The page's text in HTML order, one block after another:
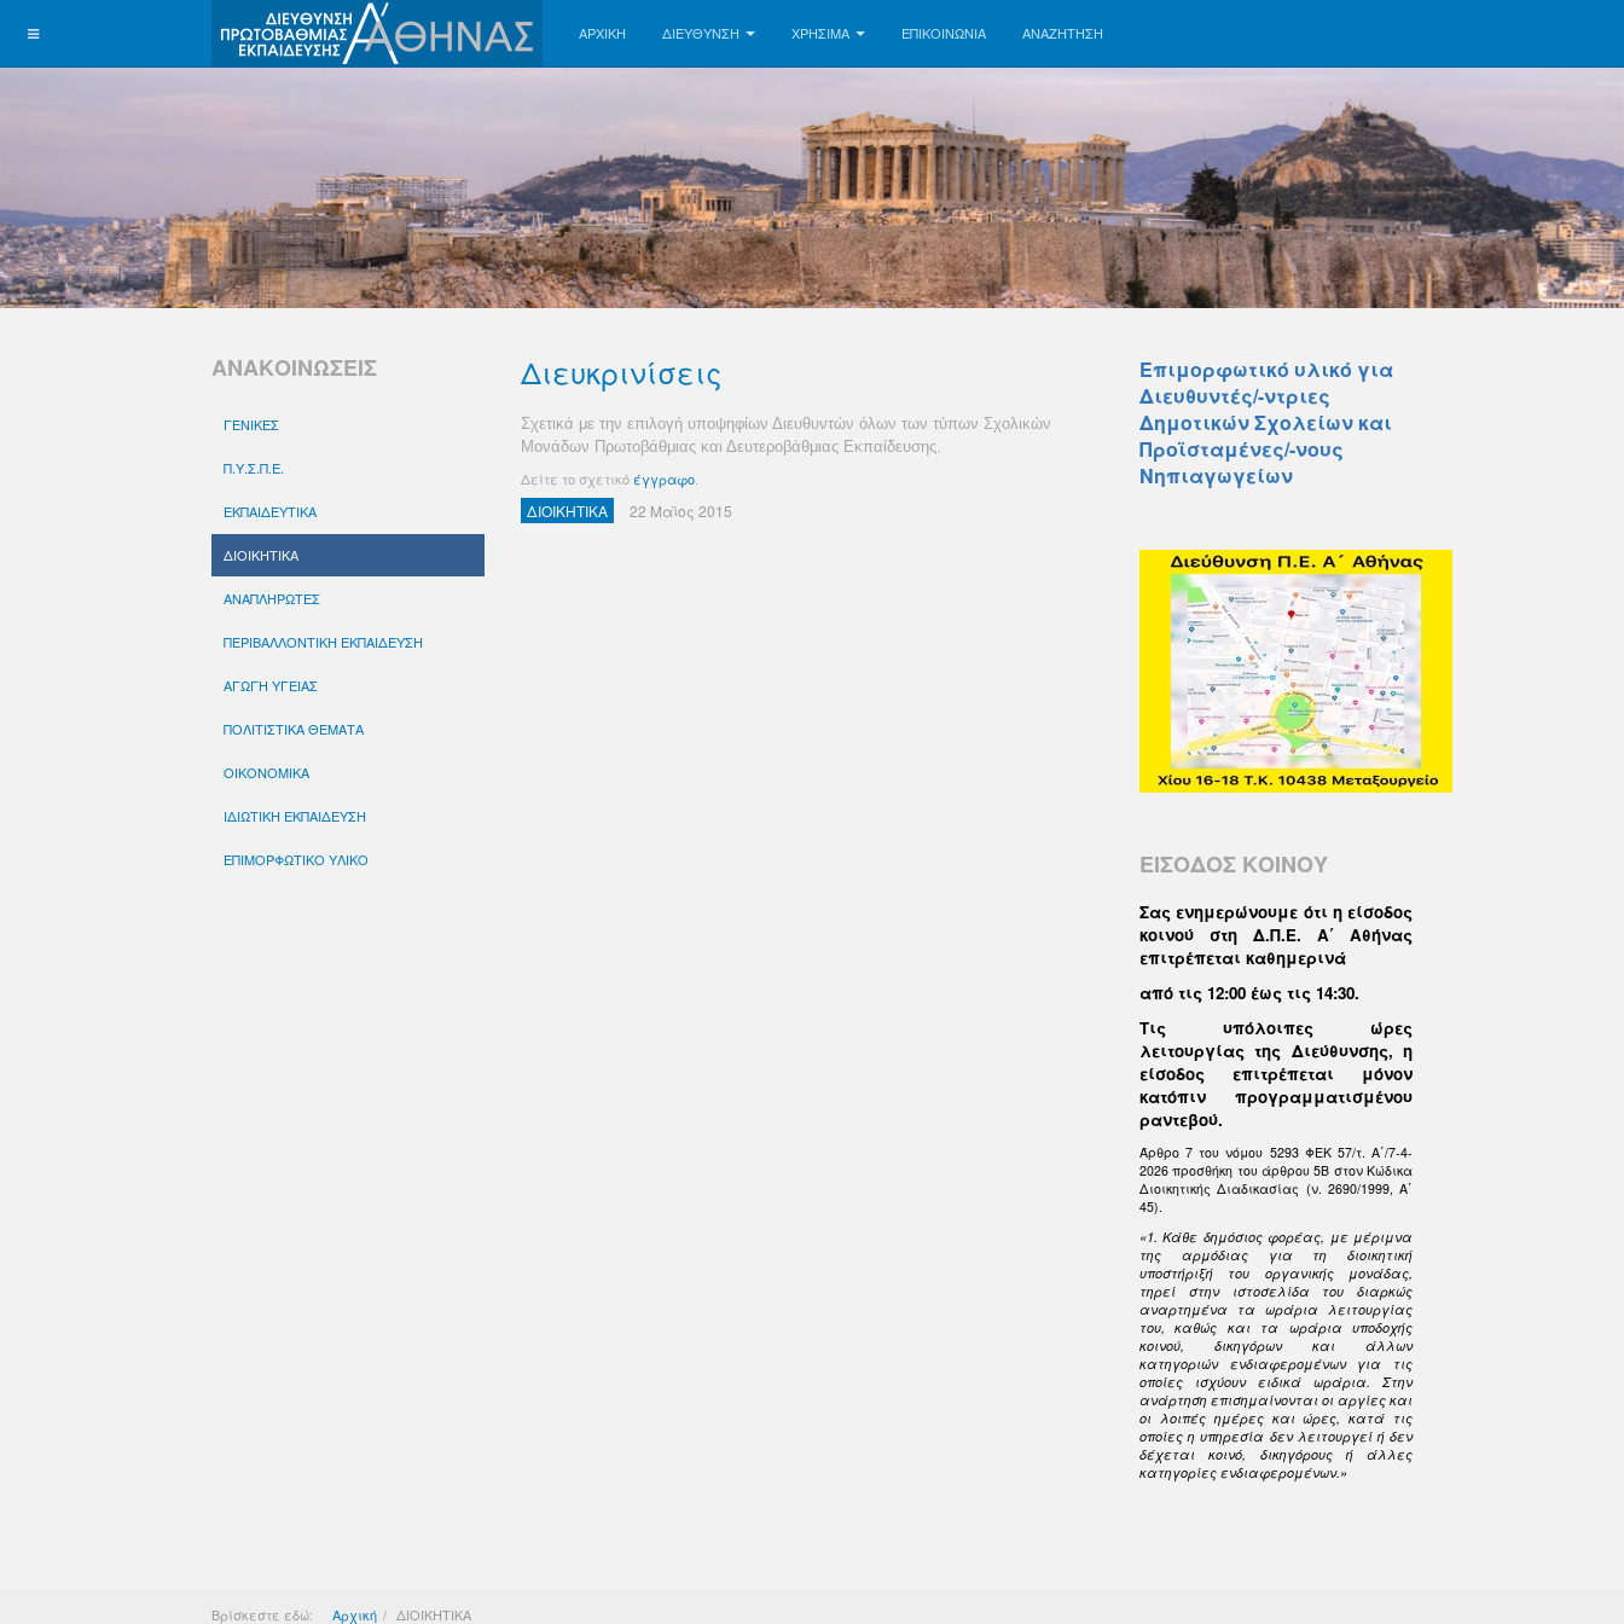
ΑΡΧΙΚΗ ΔΙΕΥΘΥΝΣΗ ΧΡΗΣΙΜΑ ΕΠΙΚΟΙΝΩΝΊΑ ΑΝΑΖΉΤΗΣΗ
Διευκρινίσεις
Σχετικά με την επιλογή υποψηφίων Διευθυντών όλων των τύπων Σχολικών
Μονάδων Πρωτοβάθμιας και Δευτεροβάθμιας Εκπαίδευσης.
Δείτε το σχετικόέγγραφο
ΔΙΟΙΚΗΤΙΚΑ 22 Μαϊος 2015
ΑΝΑΚΟΙΝΩΣΕΙΣ
ΓΕΝΙΚΕΣ
Π.Υ.Σ.Π.Ε.
ΕΚΠΑΙΔΕΥΤΙΚΑ
ΔΙΟΙΚΗΤΙΚΑ
ΑΝΑΠΛΗΡΩΤΕΣ
ΠΕΡΙΒΑΛΛΟΝΤΙΚΗ ΕΚΠΑΙΔΕΥΣΗ
ΑΓΩΓΗ ΥΓΕΙΑΣ
ΠΟΛΙΤΙΣΤΙΚΑ ΘΕΜΑΤΑ
ΟΙΚΟΝΟΜΙΚΑ
ΙΔΙΩΤΙΚΗ ΕΚΠΑΙΔΕΥΣΗ
ΕΠΙΜΟΡΦΩΤΙΚΟ ΥΛΙΚΟ
Επιμορφωτικό υλικό για
Διευθυντές/-ντριες
Δημοτικών Σχολείων και
Προϊσταμένες/-νους
Νηπιαγωγείων
ΕΙΣΟΔΟΣ ΚΟΙΝΟΥ
Σας ενημερώνουμε ότι η είσοδος
κοινού στη Δ.Π.Ε. Α΄ Αθήνας
επιτρέπεται καθημερινά
από τις 12:00 έως τις 14:30.
Τις υπόλοιπες ώρες
λειτουργίας της Διεύθυνσης, η
είσοδος επιτρέπεται μόνον
κατόπιν προγραμματισμένου
ραντεβού.
Άρθρο 7 του νόμου 5293 ΦΕΚ 57/τ. Α΄/7-4-
2026 προσθήκη του άρθρου 5Β στον Κώδικα
Διοικητικής Διαδικασίας (ν. 2690/1999, Α΄
45).
«1. Κάθε δημόσιος φορέας, με μέριμνα
της αρμόδιας για τη διοικητική
υποστήριξή του οργανικής μονάδας,
τηρεί στην ιστοσελίδα του διαρκώς
αναρτημένα τα ωράρια λειτουργίας
του, καθώς και τα ωράρια υποδοχής
κοινού, δικηγόρων και άλλων
κατηγοριών ενδιαφερομένων για τις
οποίες ισχύουν ειδικά ωράρια. Στην
ανάρτηση επισημαίνονται οι αργίες και
οι λοιπές ημέρες και ώρες, κατά τις
οποίες η υπηρεσία δεν λειτουργεί ή δεν
δέχεται κοινό, δικηγόρους ή άλλες
κατηγορίες ενδιαφερομένων.»
Βρίσκεστε εδώ: Αρχική ΔΙΟΙΚΗΤΙΚΑ